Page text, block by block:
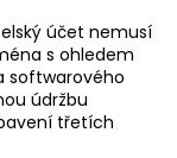
účet nemusí
s ohledem
softwarového
údržbu
třetích